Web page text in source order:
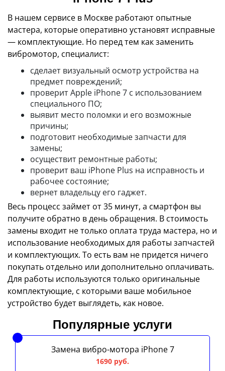
В нашем сервисе в Москве работают опытные
мастера, которые оперативно установят исправные
— комплектующие. Но перед тем как заменить
вибромотор, специалист:
сделает визуальный осмотр устройства на
предмет повреждений;
проверит Apple iPhone 7 с использованием
специального ПО;
выявит место поломки и его возможные
причины;
подготовит необходимые запчасти для
замены;
осуществит ремонтные работы;
проверит ваш iPhone Plus на исправность и
рабочее состояние;
вернет владельцу его гаджет.
Весь процесс займет от 35 минут, а смартфон вы
получите обратно в день обращения. В стоимость
замены входит не только оплата труда мастера, но и
использование необходимых для работы запчастей
и комплектующих. То есть вам не придется ничего
покупать отдельно или дополнительно оплачивать.
Для работы используются только оригинальные
комплектующие, с которыми ваше мобильное
устройство будет выглядеть, как новое.
Популярные услуги
Замена вибро-мотора iPhone 7
1690 руб.